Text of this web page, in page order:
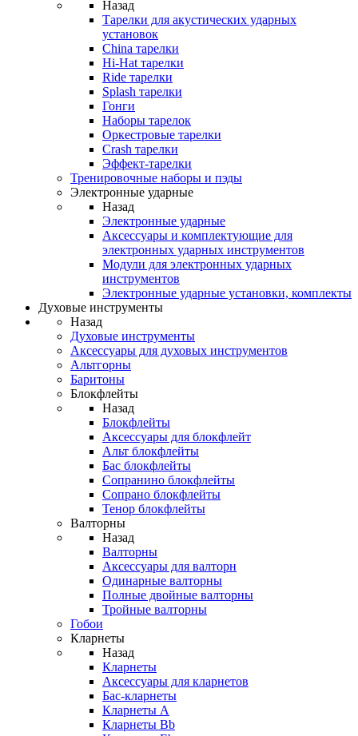
Назад
Тарелки для акустических ударных
установок
China тарелки
Hi-Hat тарелки
Ride тарелки
Splash тарелки
Гонги
Наборы тарелок
Оркестровые тарелки
Сrash тарелки
Эффект-тарелки
Тренировочные наборы и пэды
Электронные ударные
Назад
Электронные ударные
Аксессуары и комплектующие для
электронных ударных инструментов
Модули для электронных ударных
инструментов
Электронные ударные установки, комплекты
Духовые инструменты
Назад
Духовые инструменты
Аксессуары для духовых инструментов
Альтгорны
Баритоны
Блокфлейты
Назад
Блокфлейты
Аксессуары для блокфлейт
Альт блокфлейты
Бас блокфлейты
Сопранино блокфлейты
Сопрано блокфлейты
Тенор блокфлейты
Валторны
Назад
Валторны
Аксессуары для валторн
Одинарные валторны
Полные двойные валторны
Тройные валторны
Гобои
Кларнеты
Назад
Кларнеты
Аксессуары для кларнетов
Бас-кларнеты
Кларнеты A
Кларнеты Bb